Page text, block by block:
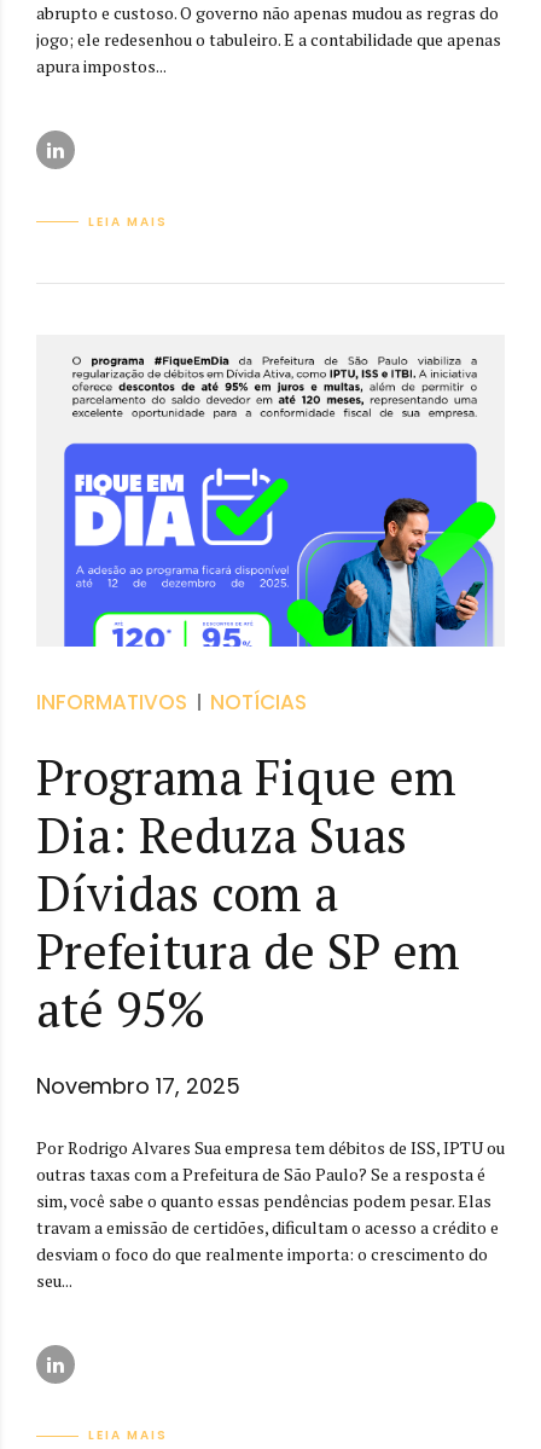
abrupto e custoso. O governo não apenas mudou as regras do
jogo; ele redesenhou o tabuleiro. E a contabilidade que apenas
apura impostos...
LEIA MAIS
INFORMATIVOS NOTÍCIAS
Programa Fique em
Dia: Reduza Suas
Dívidas com a
Prefeitura de SP em
até 95%
Novembro 17, 2025
Por Rodrigo Alvares Sua empresa tem débitos de ISS, IPTU ou
outras taxas com a Prefeitura de São Paulo? Se a resposta é
sim, você sabe o quanto essas pendências podem pesar. Elas
travam a emissão de certidões, dificultam o acesso a crédito e
desviam o foco do que realmente importa: o crescimento do
seu...
LEIA MAIS